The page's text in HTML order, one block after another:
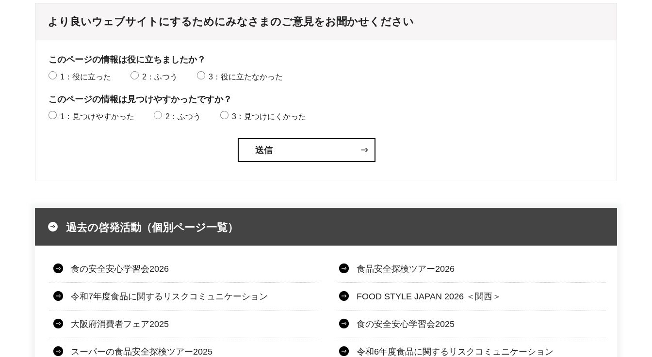
より良いウェブサイトにするためにみなさまのご意見をお聞かせください
このページの情報は役に立ちましたか？
1：役に立った 2：ふつう 3：役に立たなかった
このページの情報は見つけやすかったですか？
1：見つけやすかった 2：ふつう 3：見つけにくかった
過去の啓発活動（個別ページ一覧）
食の安全安心学習会2026 食品安全探検ツアー2026
令和7年度食品に関するリスクコミュニケーション FOOD STYLE JAPAN 2026 ＜関西＞
大阪府消費者フェア2025 食の安全安心学習会2025
スーパーの食品安全探検ツアー2025 令和6年度食品に関するリスクコミュニケーション